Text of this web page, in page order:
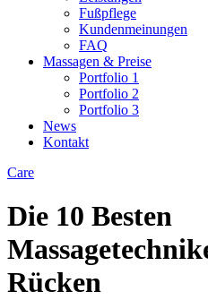
Fußpflege
Kundenmeinungen
FAQ
Massagen & Preise
Portfolio 1
Portfolio 2
Portfolio 3
News
Kontakt
Care
Die 10 Besten
Rücken